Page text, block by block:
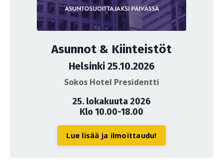
Asunnot & Kiinteistöt
Helsinki 25.10.2026
Sokos Hotel Presidentti
25. lokakuuta 2026
Klo 10.00-18.00
Lue lisää ja ilmoittaudu!